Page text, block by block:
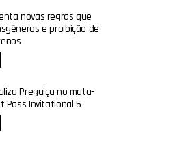
novas regras que
e proibição de
Preguiça no mata-
Pass Invitational 5